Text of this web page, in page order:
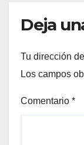
Deja
Tu dirección
Los campos
Comentario *